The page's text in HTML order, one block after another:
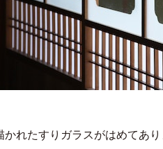
かれたすりガラスがはめてあり